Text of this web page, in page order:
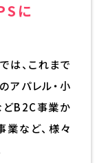
に
は、これまで
のアパレル・小
どB2C事業か
など、様々